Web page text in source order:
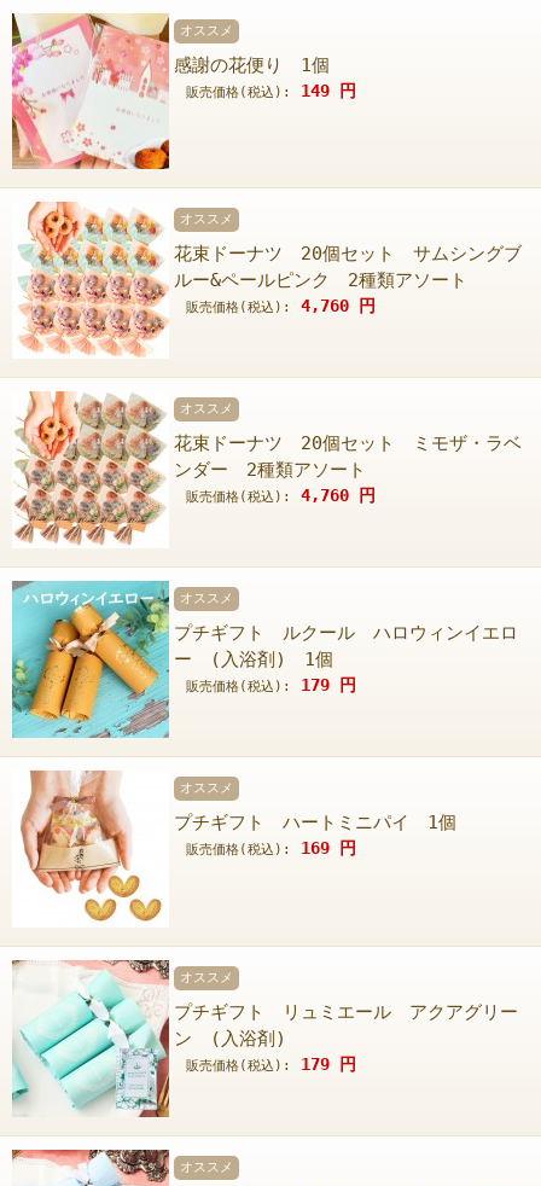
オススメ
感謝の花便り 1個
販売価格(税込): 149 円
オススメ
花束ドーナツ 20個セット サムシングブ
ルー&ペールピンク 2種類アソート
販売価格(税込): 4,760 円
オススメ
花束ドーナツ 20個セット ミモザ・ラベ
ンダー 2種類アソート
販売価格(税込): 4,760 円
オススメ
プチギフト ルクール ハロウィンイエロ
ー (入浴剤) 1個
販売価格(税込): 179 円
オススメ
プチギフト ハートミニパイ 1個
販売価格(税込): 169 円
オススメ
プチギフト リュミエール アクアグリー
ン (入浴剤)
販売価格(税込): 179 円
オススメ